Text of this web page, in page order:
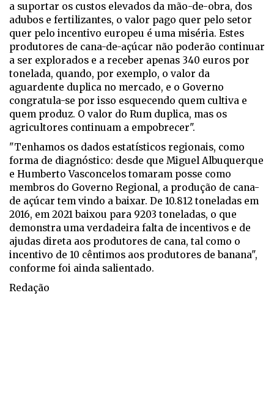
a suportar os custos elevados da mão-de-obra, dos
adubos e fertilizantes, o valor pago quer pelo setor
quer pelo incentivo europeu é uma miséria. Estes
produtores de cana-de-açúcar não poderão continuar
a ser explorados e a receber apenas 340 euros por
tonelada, quando, por exemplo, o valor da
aguardente duplica no mercado, e o Governo
congratula-se por isso esquecendo quem cultiva e
quem produz. O valor do Rum duplica, mas os
agricultores continuam a empobrecer".
"Tenhamos os dados estatísticos regionais, como
forma de diagnóstico: desde que Miguel Albuquerque
e Humberto Vasconcelos tomaram posse como
membros do Governo Regional, a produção de cana-
de açúcar tem vindo a baixar. De 10.812 toneladas em
2016, em 2021 baixou para 9203 toneladas, o que
demonstra uma verdadeira falta de incentivos e de
ajudas direta aos produtores de cana, tal como o
incentivo de 10 cêntimos aos produtores de banana",
conforme foi ainda salientado.
Redação